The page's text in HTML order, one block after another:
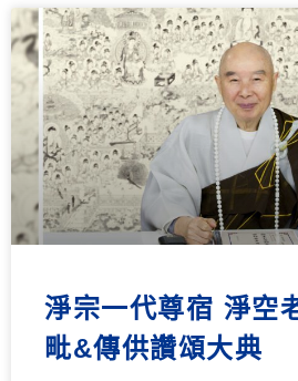
淨宗一代尊宿 淨空
毗&傳供讚頌大典